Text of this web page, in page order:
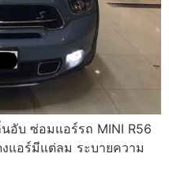
อับ ซ่อมแอร์รถ MINI R56
แอร์มีแต่ลม ระบายความ